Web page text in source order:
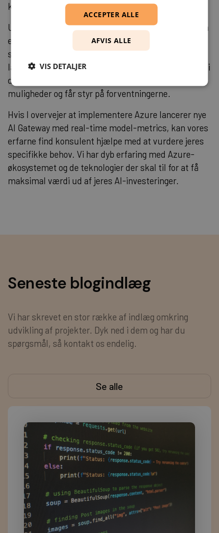
komplekse løsninger som Azure AI Gateway.
Udviklere som medejere sikrer, at du får hele staben
engageret i opgaven, når du samarbejder med os. Vi
starter med en snak om jeres projekt: hvad skal
laves, og hvilke mål har I? På opstartsmødet stiller vi
de nødvendige spørgsmål, afklarer tekniske
muligheder og får styr på forventningerne.
Hvis I overvejer at implementere Azure lancerer nye
AI Gateway med real-time model-metrics, kan vores
erfarne find konsulent hjælpe med at vurdere jeres
specifikke behov. Vi har dyb erfaring med Azure-
økosystemet og de teknologierder skal til for at få
maksimal værdi ud af jeres AI-investeringer.
Seneste blogindlæg
Vi har skrevet en stor række af indlæg omkring
udvikling af projekter. Dyk ned i dem og har du
spørgsmål, så kontakt os endelig.
Se alle
ACCEPTER ALLE
AFVIS ALLE
VIS DETALJER